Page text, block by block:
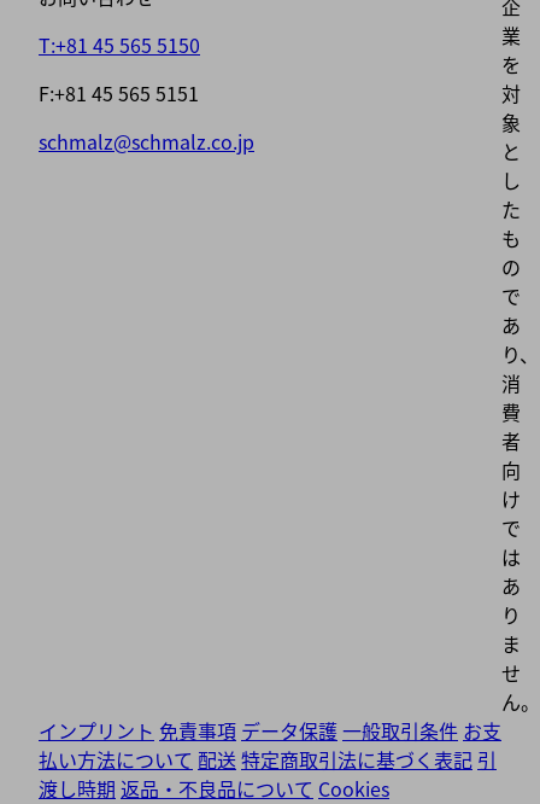
T:+81 45 565 5150
F:+81 45 565 5151
schmalz@schmalz.co.jp
業
を
対
象
と
し
た
も
の
で
あ
り、
消
費
者
向
け
で
は
あ
り
ま
せ
ん。
インプリント 免責事項 データ保護 一般取引条件 お支
払い方法について 配送特定商取引法に基づく表記 引
渡し時期 返品・不良品について Cookies